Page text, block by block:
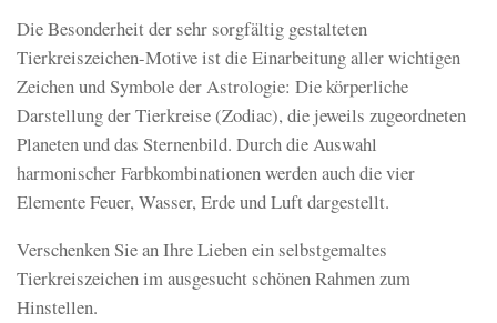
Die Besonderheit der sehr sorgfältig gestalteten
Tierkreiszeichen-Motive ist die Einarbeitung aller wichtigen
Zeichen und Symbole der Astrologie: Die körperliche
Darstellung der Tierkreise (Zodiac), die jeweils zugeordneten
Planeten und das Sternenbild. Durch die Auswahl
harmonischer Farbkombinationen werden auch die vier
Elemente Feuer, Wasser, Erde und Luft dargestellt.
Verschenken Sie an Ihre Lieben ein selbstgemaltes
Tierkreiszeichen im ausgesucht schönen Rahmen zum
Hinstellen.